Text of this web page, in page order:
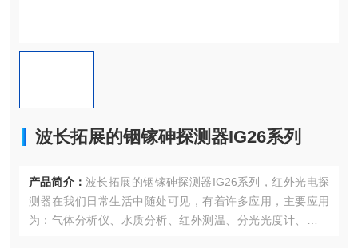
波长拓展的铟镓砷探测器IG26系列
产品简介： 波长拓展的铟镓砷探测器IG26系列，红外光电探
测器在我们日常生活中随处可见，有着许多应用，主要应用
为：气体分析仪、水质分析、红外测温、分光光度计、傅里